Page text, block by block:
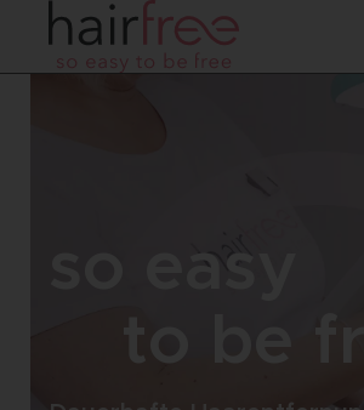
so easy
to be